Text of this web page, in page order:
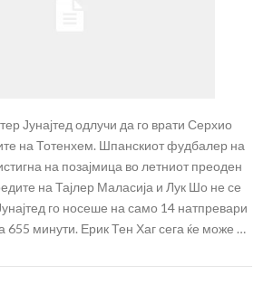
Јунајтед одлучи да го врати Серхио
на Тотенхем. Шпанскиот фудбалер на
на позајмица во летниот преоден
на Тајлер Маласија и Лук Шо не се
го носеше на само 14 натпревари
655 минути. Ерик Тен Хаг сега ќе може …